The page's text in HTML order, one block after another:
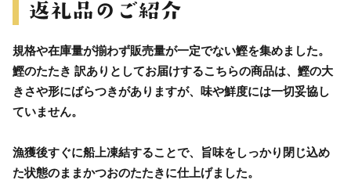
規格や在庫量が揃わず販売量が一定でない鰹を集めました。
鰹のたたき 訳ありとしてお届けするこちらの商品は、鰹の大
きさや形にばらつきがありますが、味や鮮度には一切妥協し
ていません。
漁獲後すぐに船上凍結することで、旨味をしっかり閉じ込め
た状態のままかつおのたたきに仕上げました。